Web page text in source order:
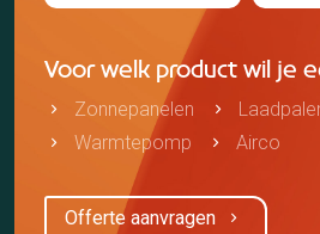
Voor welk product wil je
Zonnepanelen
Warmtepomp
Airco
Offerte aanvragen